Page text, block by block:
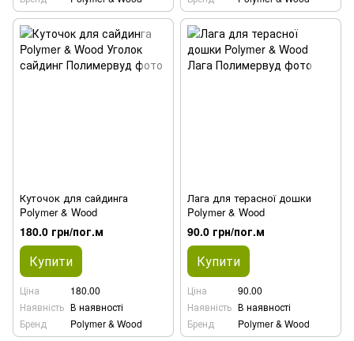
Куточок для сайдинга
Polymer & Wood
180.0 грн/пог.м
Купити
Ціна
180.00
Наявність В наявності
Бренд
Polymer & Wood
Лага для терасної дошки
Polymer & Wood
90.0 грн/пог.м
Купити
Ціна
90.00
Наявність В наявності
Бренд
Polymer & Wood